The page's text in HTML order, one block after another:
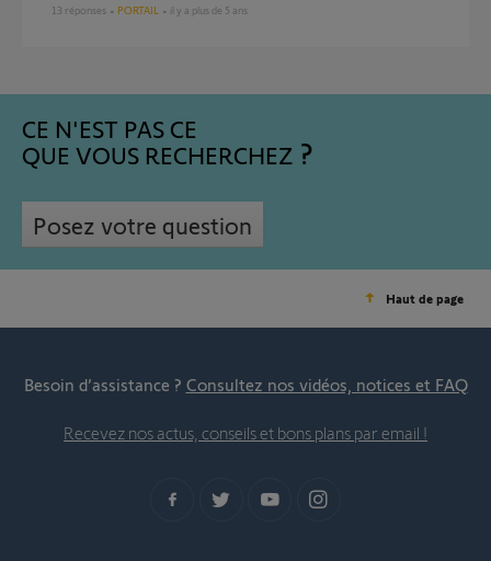
13 réponses PORTAIL il y a plus de 5 ans
CE N'EST PAS CE
QUE VOUS RECHERCHEZ
Posez votre question
Haut de page
Besoin d’assistance ? Consultez nos vidéos, notices et FAQ
Recevez nos actus, conseils et bons plans par email !